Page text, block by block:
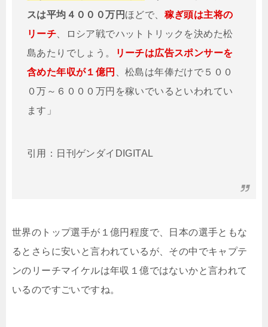
スは平均４０００万円 ほどで、 稼ぎ頭は主将の
リーチ、ロシア戦でハットトリックを決めた松
島あたりでしょう。
リーチは広告スポンサーを
含めた年収が１億円 、松島は年俸だけで５００
０万～６０００万円を稼いでいるといわれてい
ます」
引用：日刊ゲンダイDIGITAL
世界のトップ選手が１億円程度で、日本の選手ともな
るとさらに安いと言われているが、その中でキャプテ
ンのリーチマイケルは年収１億ではないかと言われて
いるのですごいですね。